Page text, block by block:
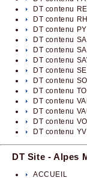
DT contenu
DT contenu
DT contenu
DT contenu
DT contenu
DT contenu
DT contenu
DT contenu
DT contenu
DT contenu
DT contenu
DT contenu
DT contenu
DT Site - Alpes
ACCUEIL